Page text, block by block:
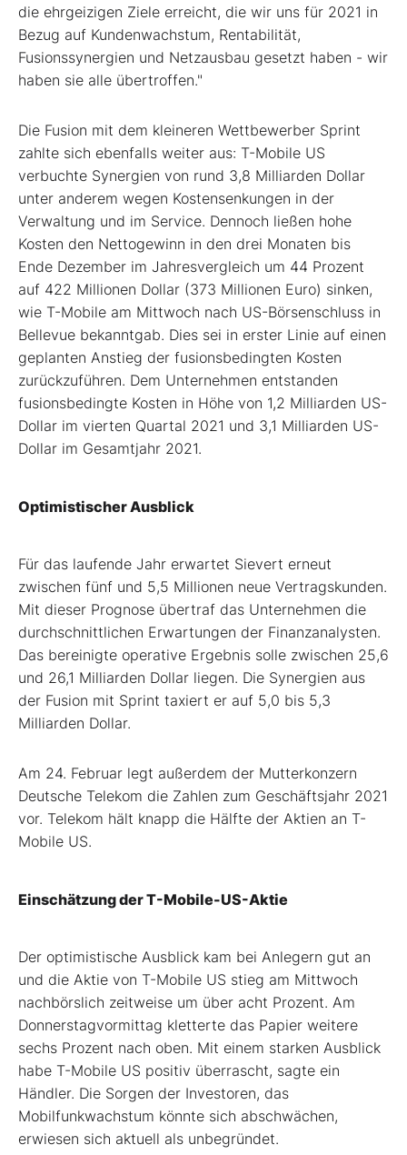
die ehrgeizigen Ziele erreicht, die wir uns für 2021 in
Bezug auf Kundenwachstum, Rentabilität,
Fusionssynergien und Netzausbau gesetzt haben - wir
haben sie alle übertroffen."
Die Fusion mit dem kleineren Wettbewerber Sprint
zahlte sich ebenfalls weiter aus: T-Mobile US
verbuchte Synergien von rund 3,8 Milliarden Dollar
unter anderem wegen Kostensenkungen in der
Verwaltung und im Service. Dennoch ließen hohe
Kosten den Nettogewinn in den drei Monaten bis
Ende Dezember im Jahresvergleich um 44 Prozent
auf 422 Millionen Dollar (373 Millionen Euro) sinken,
wie T-Mobile am Mittwoch nach US-Börsenschluss in
Bellevue bekanntgab. Dies sei in erster Linie auf einen
geplanten Anstieg der fusionsbedingten Kosten
zurückzuführen. Dem Unternehmen entstanden
fusionsbedingte Kosten in Höhe von 1,2 Milliarden US-
Dollar im vierten Quartal 2021 und 3,1 Milliarden US-
Dollar im Gesamtjahr 2021.
Optimistischer Ausblick
Für das laufende Jahr erwartet Sievert erneut
zwischen fünf und 5,5 Millionen neue Vertragskunden.
Mit dieser Prognose übertraf das Unternehmen die
durchschnittlichen Erwartungen der Finanzanalysten.
Das bereinigte operative Ergebnis solle zwischen 25,6
und 26,1 Milliarden Dollar liegen. Die Synergien aus
der Fusion mit Sprint taxiert er auf 5,0 bis 5,3
Milliarden Dollar.
Am 24. Februar legt außerdem der Mutterkonzern
Deutsche Telekom die Zahlen zum Geschäftsjahr 2021
vor. Telekom hält knapp die Hälfte der Aktien an T-
Mobile US.
Einschätzung der T-Mobile-US-Aktie
Der optimistische Ausblick kam bei Anlegern gut an
und die Aktie von T-Mobile US stieg am Mittwoch
nachbörslich zeitweise um über acht Prozent. Am
Donnerstagvormittag kletterte das Papier weitere
sechs Prozent nach oben. Mit einem starken Ausblick
habe T-Mobile US positiv überrascht, sagte ein
Händler. Die Sorgen der Investoren, das
Mobilfunkwachstum könnte sich abschwächen,
erwiesen sich aktuell als unbegründet.